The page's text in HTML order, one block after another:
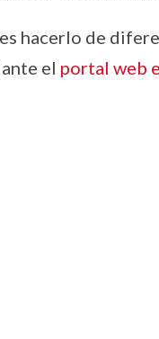
hacerlo de
el portal web